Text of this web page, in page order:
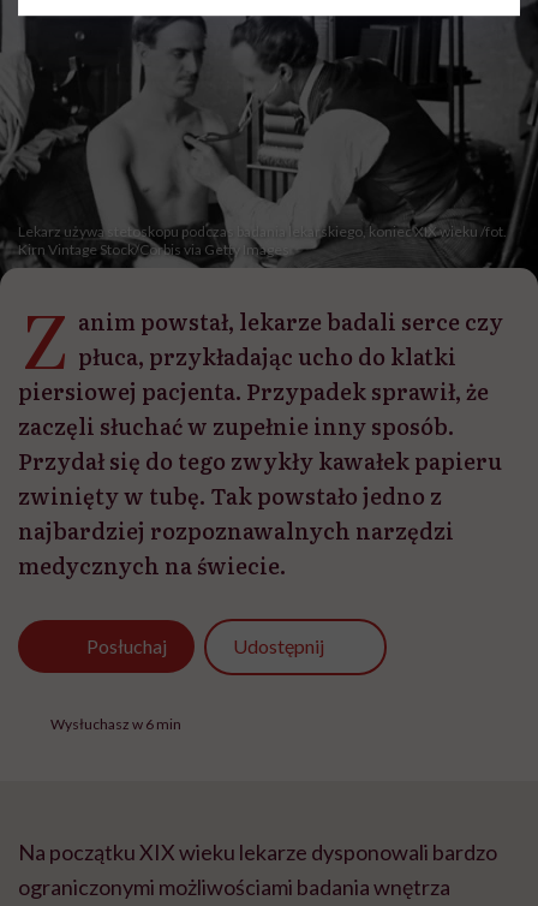
Lekarz używa stetoskopu podczas badania lekarskiego, koniec XIX wieku /fot.
Kirn Vintage Stock/Corbis via Getty Images
Z anim powstał, lekarze badali serce czy
płuca, przykładając ucho do klatki
piersiowej pacjenta. Przypadek sprawił, że
zaczęli słuchać w zupełnie inny sposób.
Przydał się do tego zwykły kawałek papieru
zwinięty w tubę. Tak powstało jedno z
najbardziej rozpoznawalnych narzędzi
medycznych na świecie.
Posłuchaj Udostępnij
Wysłuchasz w 6 min
Na początku XIX wieku lekarze dysponowali bardzo
ograniczonymi możliwościami badania wnętrza